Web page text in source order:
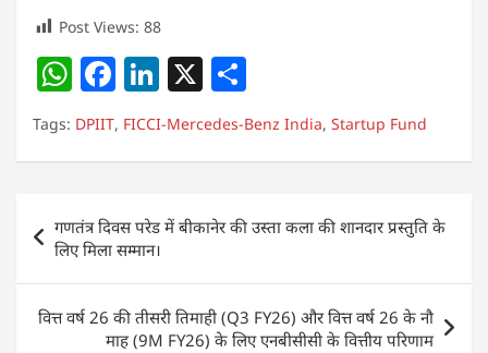
Post Views: 88
W
h
at
s
A
p
p
F
a
c
e
b
o
o
k
Li
n
k
e
dI
n
X
h
ar
e
Tags: DPIIT, FICCI-Mercedes-Benz India, Startup Fund
navigation
गणतंत्र दिवस परेड में बीकानेर की उस्ता कला की शानदार प्रस्तुति के
लिए मिला सम्मान।
वित्त वर्ष 26 की तीसरी तिमाही (Q3 FY26) और वित्त वर्ष 26 के नौ
माह (9M FY26) के लिए एनबीसीसी के वित्तीय परिणाम